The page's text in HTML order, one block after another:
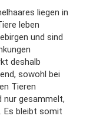
liegen in
leben
und sind
deshalb
sowohl bei
Tieren
nur gesammelt,
Es bleibt somit